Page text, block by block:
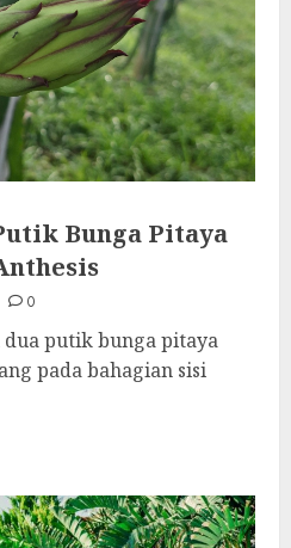
Bunga Pitaya
0
putik bunga pitaya
pada bahagian sisi